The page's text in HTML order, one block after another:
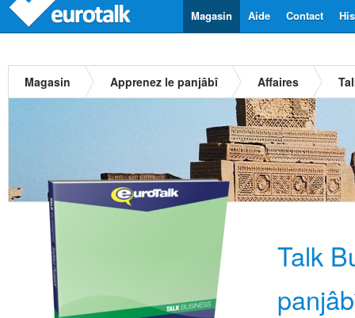
Contact
Aide
Magasin
Magasin Apprenez le panjâbî Affaires
Talk